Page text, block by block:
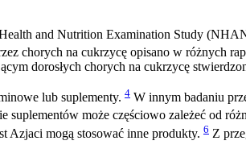
and Nutrition Examination Study
chorych na cukrzycę opisano w różnych
dorosłych chorych na cukrzycę
lub suplementy. 4 W innym badaniu
suplementów może częściowo zależeć od
Azjaci mogą stosować inne produkty. 6 Z